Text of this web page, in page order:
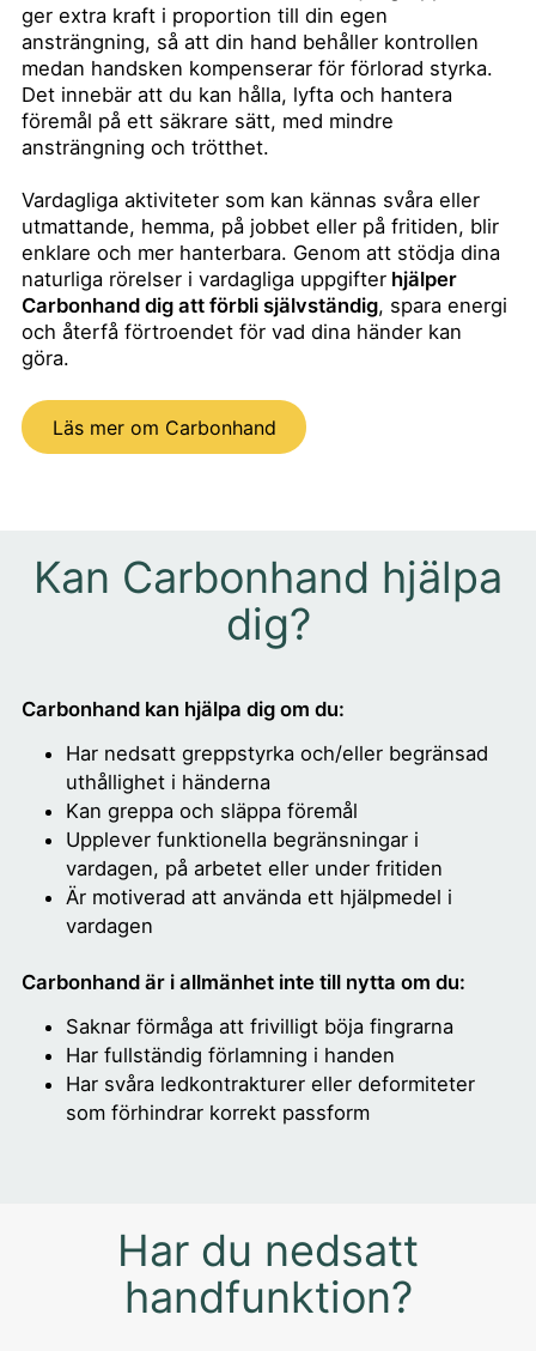
ger extra kraft i proportion till din egen
ansträngning, så att din hand behåller kontrollen
medan handsken kompenserar för förlorad styrka.
Det innebär att du kan hålla, lyfta och hantera
föremål på ett säkrare sätt, med mindre
ansträngning och trötthet.
Vardagliga aktiviteter som kan kännas svåra eller
utmattande, hemma, på jobbet eller på fritiden, blir
enklare och mer hanterbara. Genom att stödja dina
naturliga rörelser i vardagliga uppgifterhjälper
Carbonhand dig att förbli självständig, spara energi
och återfå förtroendet för vad dina händer kan
göra.
Läs mer om Carbonhand
Kan Carbonhand hjälpa
dig?
Carbonhand kan hjälpa dig om du:
Har nedsatt greppstyrka och/eller begränsad
uthållighet i händerna
Kan greppa och släppa föremål
Upplever funktionella begränsningar i
vardagen, på arbetet eller under fritiden
Är motiverad att använda ett hjälpmedel i
vardagen
Carbonhand är i allmänhet inte till nytta om du:
Saknar förmåga att frivilligt böja fingrarna
Har fullständig förlamning i handen
Har svåra ledkontrakturer eller deformiteter
som förhindrar korrekt passform
Har du nedsatt
handfunktion?